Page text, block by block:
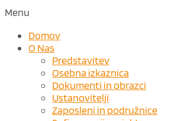
Menu
Domov
O Nas
Predstavitev
Osebna izkaznica
Dokumenti in obrazci
Ustanovitelji
Zaposleni in podružnice